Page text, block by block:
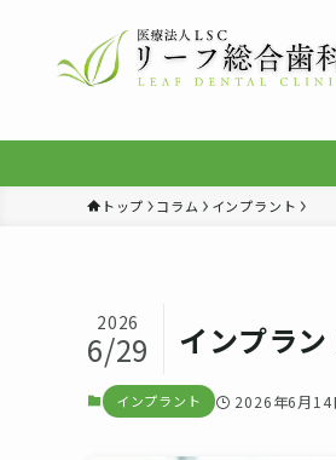
トップ コラム インプラント
インプラ
2026
6/29
インプラント 2026年6月14